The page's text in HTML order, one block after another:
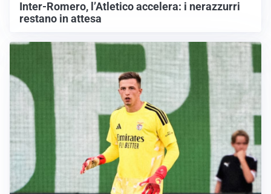
Inter-Romero, l’Atletico accelera: i nerazzurri
restano in attesa